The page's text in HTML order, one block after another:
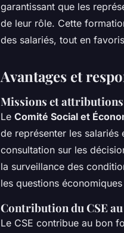
garantissant que les
de leur rôle. Cette
des salariés, tout en
Avantages et
Missions et attributions
Le Comité Social et
de représenter les salariés
consultation sur les
la surveillance des
les questions
Contribution du CSE
Le CSE contribue au bon